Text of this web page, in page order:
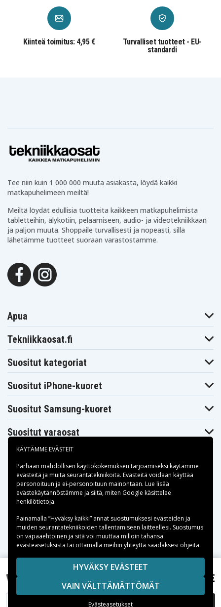
11,99 €
LISÄÄ OSTOSKORIIN
Kiinteä toimitus: 4,95 €
Turvalliset tuotteet - EU-
standardi
Tee niin kuin 1 000 000 muuta asiakasta, löydä kaikki
matkapuhelimeen meiltä!
Meiltä löydät edullisia tuotteita kaikkeen matkapuhelimista
tabletteihin, älykotiin, pelaamiseen, audio- ja videotekniikkaan
ja paljon muuta. Shoppaile turvallisesti ja nopeasti, sillä
lähetämme tuotteet suoraan varastostamme.
Apua
Tekniikkaosat.fi
Suositut kategoriat
Suositut iPhone-kuoret
Suositut Samsung-kuoret
Suositut varaosat
Maksuvaihtoehdot
Toimitusvaihtoehdot
Copyright © 2026, Spares Nordic AB
SIVULLA MAINITUT TAVARAMERKIT OVAT OMISTAJIENSA
OMAISUUTTA.
KÄYTÄMME EVÄSTEIT
Parhaan mahdollisen käyttökokemuksen tarjoamiseksi käytämme
evästeitä ja muita seurantatekniikoita. Evästeitä voidaan käyttää
personoituun ja ei-personoituun mainontaan. Lue lisää
evästekäytännöstämme ja siitä, miten Google käsittelee
henkilötietoja.
Painamalla ”Hyväksy kaikki” annat suostumuksesi evästeiden ja
muiden seurantatekniikoiden tallentamiseen laitteellesi. Suostumus
on vapaaehtoinen ja sitä voi muuttaa milloin tahansa
evästeasetuksista tai ottamalla meihin yhteyttä saadaksesi ohjeita.
HYVÄKSY EVÄSTEET
VAIN VÄLTTÄMÄTTÖMÄT
Evästeasetukset